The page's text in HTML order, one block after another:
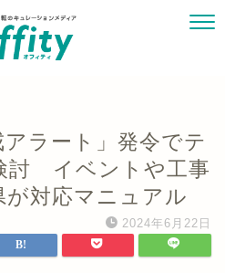
アラート」発令でテ
討 イベントや工事
対応マニュアル
2024年6月22日